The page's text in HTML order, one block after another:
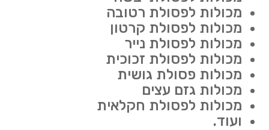
מכולות לפסולת רטובה
מכולות לפסולת קרטון
מכולות לפסולת נייר
מכולות לפסולת זכוכית
מכולות פסולת גושית
מכולות גזם עצים
מכולות לפסולת חקלאית
ועוד.